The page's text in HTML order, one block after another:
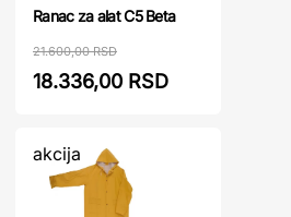
Ranac za alat C5 Beta
21.600,00 RSD
18.336,00 RSD
akcija